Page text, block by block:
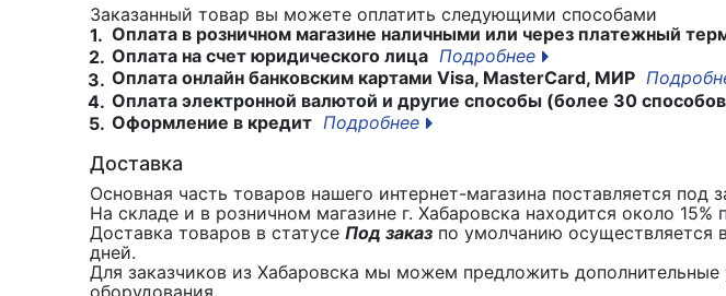
Заказанный товар вы можете оплатить следующими способами
1. Оплата в розничном магазине наличными или через платежный
2. Оплата на счет юридического лица Подробнее
3. Оплата онлайн банковским картами Visa, MasterCard, МИР
4. Оплата электронной валютой и другие способы (более 30
5. Оформление в кредит Подробнее
Доставка
Основная часть товаров нашего интернет-магазина поставляется
На складе и в розничном магазине г. Хабаровска находится около 15%
Доставка товаров в статусе Под заказ по умолчанию осуществляется
дней.
Для заказчиков из Хабаровска мы можем предложить
оборудования.